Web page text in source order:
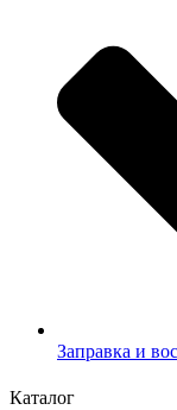
Заправка и
Каталог